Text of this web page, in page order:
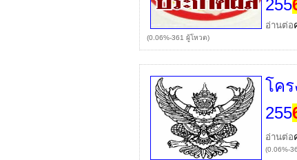
255
อ่านต่อ
(0.06%-361 ผู้โหวต)
โค
255
อ่านต่อ
(0.06%-